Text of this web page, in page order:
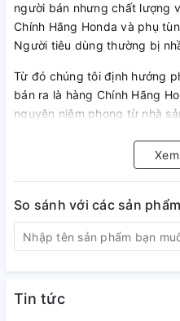
người bán nhưng chất lượng
Chính Hãng Honda và phụ
Người tiêu dùng thường bị
Từ đó chúng tôi định hướng
bán ra là hàng Chính Hãng
nguyên niêm phong từ nhà
đối tác, nhà xưởng trên cả
Định hướng phát triển :
khách hàng biết tới và sử
song song đi thị trường và
garage để phát triển thị
ĐT/zalo: 084.511.2323-
So sánh với các sản
Tin tức